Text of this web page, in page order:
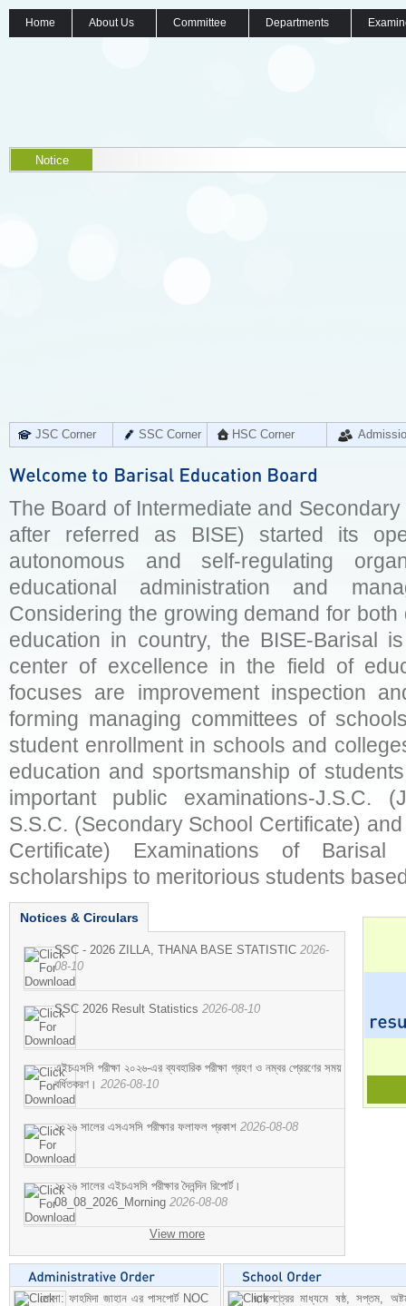
Home About Us Committee Departments
Notice
JSC Corner SSC Corner HSC Corner
The Board of Intermediate and
after referred as BISE) started its
autonomous and self-regulating
educational administration and
Considering the growing demand for
education in country, the BISE-Barisal
center of excellence in the field of
focuses are improvement inspection
forming managing committees of
student enrollment in schools and
education and sportsmanship of
important public examinations-J.S.C.
S.S.C. (Secondary School Certificate)
Certificate) Examinations of
scholarships to meritorious students
Notices & Circulars
SSC - 2026 ZILLA, THANA BASE STATISTIC 2026-
08-10
SSC 2026 Result Statistics 2026-08-10
এইচএসসি পরীক্ষা ২০২৬-এর ব্যবহারিক পরীক্ষা গ্রহণ ও নম্বর প্রেরণের সময়
বর্ধিতকরণ। 2026-08-10
২০২৬ সালের এসএসসি পরীক্ষার ফলাফল প্রকাশ 2026-08-08
২০২৬ সালের এইচএসসি পরীক্ষার দৈনন্দিন রিপোর্ট।
08_08_2026_Morning 2026-08-08
View more
মোসা: ফাহমিদা জাহান এর পাসপোর্ট NOC
ছাড়পত্রের মাধ্যমে ষষ্ঠ, সপ্তম,